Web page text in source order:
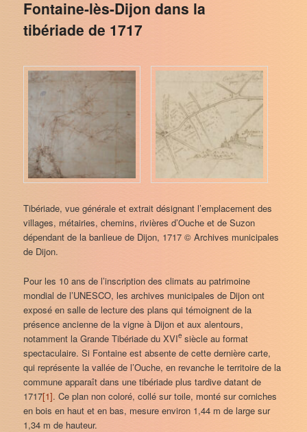
Fontaine-lès-Dijon dans la
tibériade de 1717
Tibériade, vue générale et extrait désignant l’emplacement des
villages, métairies, chemins, rivières d’Ouche et de Suzon
dépendant de la banlieue de Dijon, 1717 © Archives municipales
de Dijon.
Pour les 10 ans de l’inscription des climats au patrimoine
mondial de l’UNESCO, les archives municipales de Dijon ont
exposé en salle de lecture des plans qui témoignent de la
présence ancienne de la vigne à Dijon et aux alentours,
notamment la Grande Tibériade du XVIe siècle au format
spectaculaire. Si Fontaine est absente de cette dernière carte,
qui représente la vallée de l’Ouche, en revanche le territoire de la
commune apparaît dans une tibériade plus tardive datant de
1717[1]. Ce plan non coloré, collé sur toile, monté sur corniches
en bois en haut et en bas, mesure environ 1,44 m de large sur
1,34 m de hauteur.